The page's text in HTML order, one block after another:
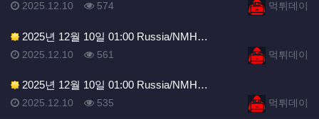
등록자먹튀데이
등록일
2025.12.10 조회
574
2025년 12월 10일 01:00 Russia/NMH…
등록자먹튀데이
등록일
2025.12.10 조회
561
2025년 12월 10일 01:00 Russia/NMH…
등록자먹튀데이
등록일
2025.12.10 조회
535